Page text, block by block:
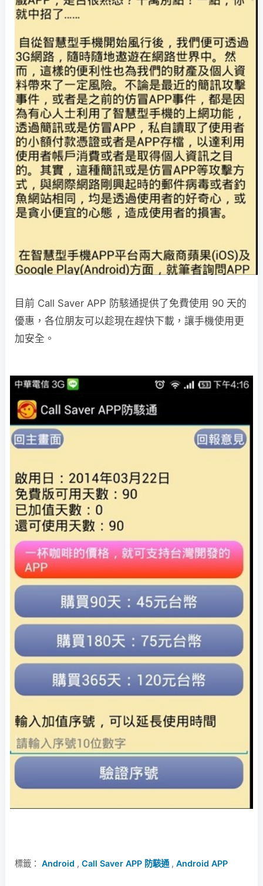
目前 Call Saver APP 防駭通提供了免費使用 90 天的
優惠，各位朋友可以趁現在趕快下載，讓手機使用更
加安全。
標籤： Android , Call Saver APP 防駭通 , Android APP